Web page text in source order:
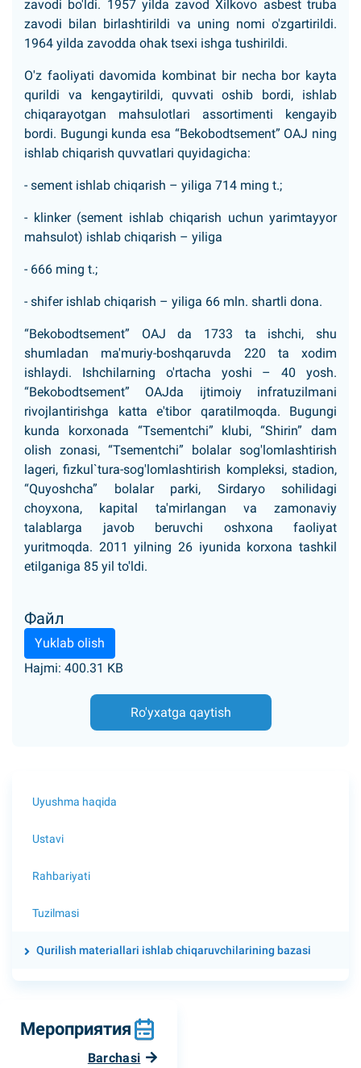
zavodi bo'ldi. 1957 yilda zavod Xilkovo asbest truba
zavodi bilan birlashtirildi va uning nomi o'zgartirildi.
1964 yilda zavodda ohak tsexi ishga tushirildi.
O'z faoliyati davomida kombinat bir necha bor kayta
qurildi va kengaytirildi, quvvati oshib bordi, ishlab
chiqarayotgan mahsulotlari assortimenti kengayib
bordi. Bugungi kunda esa “Bekobodtsement” OAJ ning
ishlab chiqarish quvvatlari quyidagicha:
- sement ishlab chiqarish – yiliga 714 ming t.;
- klinker (sement ishlab chiqarish uchun yarimtayyor
mahsulot) ishlab chiqarish – yiliga
- 666 ming t.;
- shifer ishlab chiqarish – yiliga 66 mln. shartli dona.
“Bekobodtsement” OAJ da 1733 ta ishchi, shu
shumladan ma'muriy-boshqaruvda 220 ta xodim
ishlaydi. Ishchilarning o'rtacha yoshi – 40 yosh.
“Bekobodtsement” OAJda ijtimoiy infratuzilmani
rivojlantirishga katta e'tibor qaratilmoqda. Bugungi
kunda korxonada “Tsementchi” klubi, “Shirin” dam
olish zonasi, “Tsementchi” bolalar sog'lomlashtirish
lageri, fizkul`tura-sog'lomlashtirish kompleksi, stadion,
“Quyoshcha” bolalar parki, Sirdaryo sohilidagi
choyxona, kapital ta'mirlangan va zamonaviy
talablarga javob beruvchi oshxona faoliyat
yuritmoqda. 2011 yilning 26 iyunida korxona tashkil
etilganiga 85 yil to'ldi.
Файл
Yuklab olish
Hajmi: 400.31 KB
Ro'yxatga qaytish
Uyushma haqida
Ustavi
Rahbariyati
Tuzilmasi
Qurilish materiallari ishlab chiqaruvchilarining bazasi
Мероприятия
Barchasi